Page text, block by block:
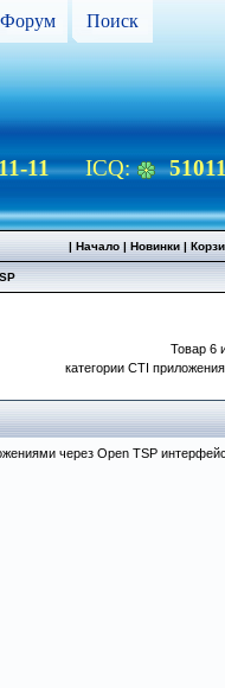
Форум Поиск
11-11ICQ:
| Начало| Новинки|
Товар 6
категории CTI
через Open TSP интерфейс